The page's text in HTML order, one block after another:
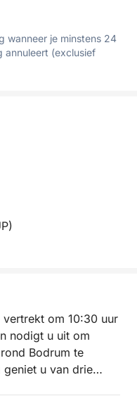
wanneer je minstens 24
annuleert (exclusief
om 10:30 uur
nodigt u uit om
Bodrum te
u van drie
waaronder